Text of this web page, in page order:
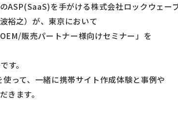
ASP(SaaS)を手がける株式会社ロックウェー
裕之）が、東京において
販売パートナー様向けセミナー」を
す。
って、一緒に携帯サイト作成体験と事例や
きます。